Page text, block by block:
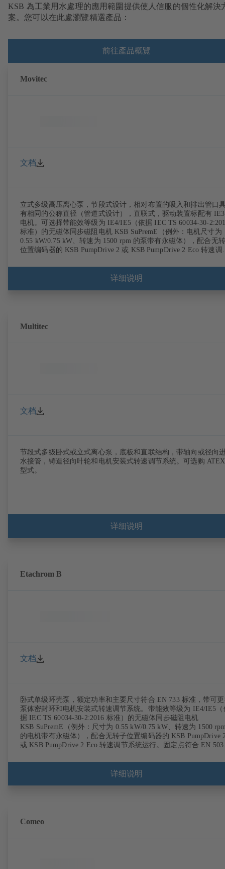
KSB 為工業用水處理的應用範圍提供使人信服的個性化解決
案。您可以在此處瀏覽精選產品：
前往產品概覽
Movitec
文档
立式多级高压离心泵，节段式设计，相对布置的吸入和排出管口
有相同的公称直径（管道式设计），直联式，驱动装置标配有 IE3
电机。可选择带能效等级为 IE4/IE5（依据 IEC TS 60034-30-
标准）的无磁体同步磁阻电机 KSB SuPremE（例外：电机尺寸为
0.55 kW/0.75 kW、转速为 1500 rpm 的泵带有永磁体），配合无
位置编码器的 KSB PumpDrive 2 或 KSB PumpDrive 2 Eco 转速调
(07-2011) 标准。可选购 ATEX 型式。
详细说明
Multitec
文档
节段式多级卧式或立式离心泵，底板和直联结构，带轴向或径向
水接管，铸造径向叶轮和电机安装式转速调节系统。可选购 ATEX
型式。
详细说明
Etachrom B
文档
卧式单级环壳泵，额定功率和主要尺寸符合 EN 733 标准，带可
泵体密封环和电机安装式转速调节系统。带能效等级为 IE4/IE5（
据 IEC TS 60034-30-2:2016 标准）的无磁体同步磁阻电机
KSB SuPremE（例外：尺寸为 0.55 kW/0.75 kW、转速为 1500
的电机带有永磁体），配合无转子位置编码器的 KSB PumpDrive
或 KSB PumpDrive 2 Eco 转速调节系统运行。固定点符合 EN
式。
详细说明
Comeo